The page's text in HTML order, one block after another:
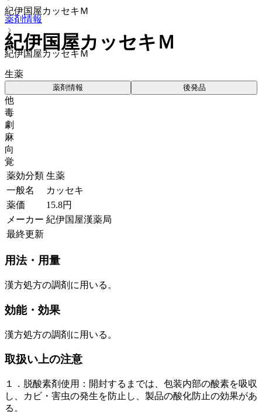
薬剤情報
紀伊国屋カッセキＭ
紀伊国屋カッセキＭ
紀伊国屋カッセキＭ
生薬
薬剤情報 後発品
他
毒
劇
麻
向
覚
薬効分類 生薬
一般名
カッセキ
薬価
15.8円
メーカー 紀伊国屋漢薬局
最終更新
用法・用量
漢方処方の調剤に用いる。
効能・効果
漢方処方の調剤に用いる。
取扱い上の注意
１．脱酸素剤使用：開封するまでは、包装内部の酸素を吸収
し、カビ・害虫の発生を防止し、製品の酸化防止の効果があ
る。